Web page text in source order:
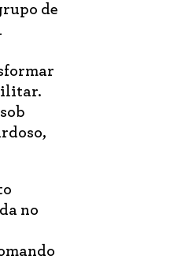
de
no